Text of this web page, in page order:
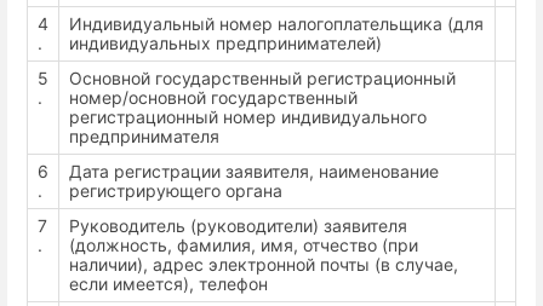
4
.
Индивидуальный номер налогоплательщика (для
индивидуальных предпринимателей)
5
.
Основной государственный регистрационный
номер/основной государственный
регистрационный номер индивидуального
предпринимателя
6
.
Дата регистрации заявителя, наименование
регистрирующего органа
7
.
Руководитель (руководители) заявителя
(должность, фамилия, имя, отчество (при
наличии), адрес электронной почты (в случае,
если имеется), телефон